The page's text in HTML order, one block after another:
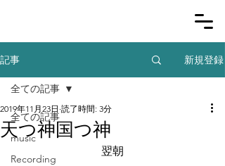
記事 新規登録
全ての記事
music
Recording
全ての記事
天つ神国つ神
2019年11月23日 読了時間: 3分
翌朝